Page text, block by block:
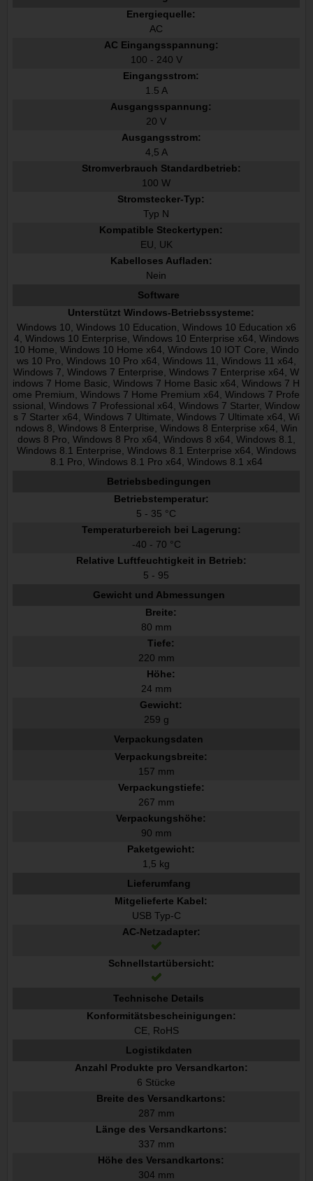
Energiequelle:
AC
AC Eingangsspannung:
100 - 240 V
Eingangsstrom:
1.5 A
Ausgangsspannung:
20 V
Ausgangsstrom:
4,5 A
Stromverbrauch Standardbetrieb:
100 W
Stromstecker-Typ:
Typ N
Kompatible Steckertypen:
EU, UK
Kabelloses Aufladen:
Nein
Software
Unterstützt Windows-Betriebssysteme:
Windows 10, Windows 10 Education, Windows 10 Education x6
4, Windows 10 Enterprise, Windows 10 Enterprise x64, Windows
10 Home, Windows 10 Home x64, Windows 10 IOT Core, Windo
ws 10 Pro, Windows 10 Pro x64, Windows 11, Windows 11 x64,
Windows 7, Windows 7 Enterprise, Windows 7 Enterprise x64, W
indows 7 Home Basic, Windows 7 Home Basic x64, Windows 7 H
ome Premium, Windows 7 Home Premium x64, Windows 7 Profe
ssional, Windows 7 Professional x64, Windows 7 Starter, Window
s 7 Starter x64, Windows 7 Ultimate, Windows 7 Ultimate x64, Wi
ndows 8, Windows 8 Enterprise, Windows 8 Enterprise x64, Win
dows 8 Pro, Windows 8 Pro x64, Windows 8 x64, Windows 8.1,
Windows 8.1 Enterprise, Windows 8.1 Enterprise x64, Windows
8.1 Pro, Windows 8.1 Pro x64, Windows 8.1 x64
Betriebsbedingungen
Betriebstemperatur:
5 - 35 °C
Temperaturbereich bei Lagerung:
-40 - 70 °C
Relative Luftfeuchtigkeit in Betrieb:
5 - 95
Gewicht und Abmessungen
Breite:
80 mm
Tiefe:
220 mm
Höhe:
24 mm
Gewicht:
259 g
Verpackungsdaten
Verpackungsbreite:
157 mm
Verpackungstiefe:
267 mm
Verpackungshöhe:
90 mm
Paketgewicht:
1,5 kg
Lieferumfang
Mitgelieferte Kabel:
USB Typ-C
AC-Netzadapter:
Schnellstartübersicht:
Technische Details
Konformitätsbescheinigungen:
CE, RoHS
Logistikdaten
Anzahl Produkte pro Versandkarton:
6 Stücke
Breite des Versandkartons:
287 mm
Länge des Versandkartons:
337 mm
Höhe des Versandkartons:
304 mm